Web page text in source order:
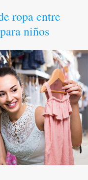
ropa entre
niños